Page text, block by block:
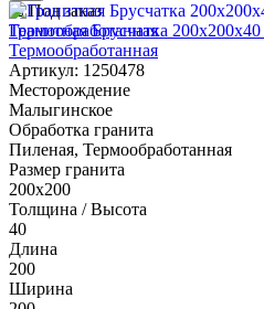
Под заказ
Гранитная Брусчатка
Термообработанная
Артикул: 1250478
Месторождение
Малыгинское
Обработка гранита
Пиленая, Термообработанная
Размер гранита
200х200
Толщина / Высота
40
Длина
200
Ширина